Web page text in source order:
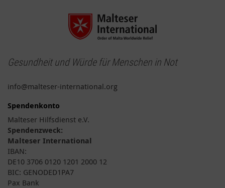
Gesundheit und Würde für Menschen in Not
info@malteser-international.org
Spendenkonto
Malteser Hilfsdienst e.V.
Spendenzweck:
Malteser International
IBAN:
DE10 3706 0120 1201 2000 12
BIC: GENODED1PA7
Pax Bank